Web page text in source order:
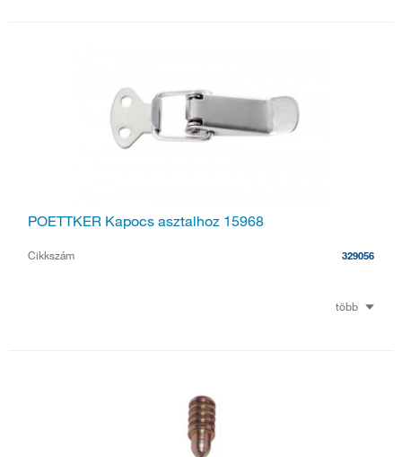
POETTKER Kapocs asztalhoz 15968
Cikkszám 329056
több